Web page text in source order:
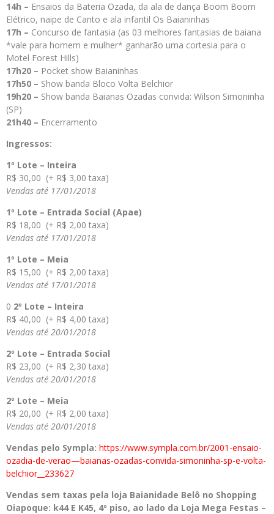
14h – Ensaios da Bateria Ozada, da ala de dança Boom Boom
Elétrico, naipe de Canto e ala infantil Os Baianinhas
17h – Concurso de fantasia (as 03 melhores fantasias de baiana
*vale para homem e mulher* ganharão uma cortesia para o
Motel Forest Hills)
17h20 – Pocket show Baianinhas
17h50 – Show banda Bloco Volta Belchior
19h20 – Show banda Baianas Ozadas convida: Wilson Simoninha
(SP)
21h40 – Encerramento
Ingressos:
1º Lote – Inteira
R$ 30,00 (+ R$ 3,00 taxa)
Vendas até 17/01/2018
1º Lote – Entrada Social (Apae)
R$ 18,00 (+ R$ 2,00 taxa)
Vendas até 17/01/2018
1º Lote – Meia
R$ 15,00 (+ R$ 2,00 taxa)
Vendas até 17/01/2018
0 2º Lote – Inteira
R$ 40,00 (+ R$ 4,00 taxa)
Vendas até 20/01/2018
2º Lote – Entrada Social
R$ 23,00 (+ R$ 2,30 taxa)
Vendas até 20/01/2018
2º Lote – Meia
R$ 20,00 (+ R$ 2,00 taxa)
Vendas até 20/01/2018
Vendas pelo Sympla: https://www.sympla.com.br/2001-ensaio-
ozadia-de-verao—baianas-ozadas-convida-simoninha-sp-e-volta-
belchior__233627
Vendas sem taxas pela loja Baianidade Belô no Shopping
Oiapoque: k44 E K45, 4º piso, ao lado da Loja Mega Festas –